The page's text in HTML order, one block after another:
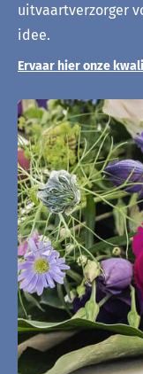
uitvaartverzorger
idee.
Ervaar hier onze